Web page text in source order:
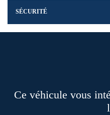
SÉCURITÉ
Ce véhicule vous